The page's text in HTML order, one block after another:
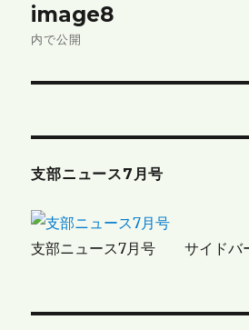
稿
ゲ
ー
シ
ョ
image8
内で公開
支部ニュース7月号
支部ニュース7月号 サイドバ